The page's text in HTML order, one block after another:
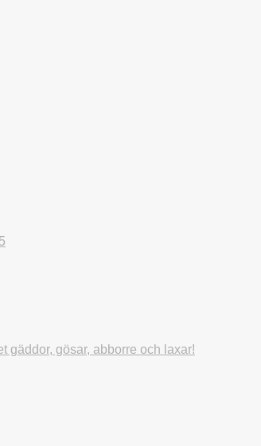
gäddor, gösar, abborre och laxar!